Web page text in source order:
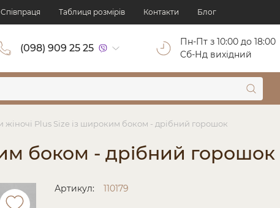
Cпівпраця Таблиця розмірів Контакти Блог
(098) 909 25 25
Пн-Пт з 10:00 до 18:00
Cб-Нд вихідний
жіночі Plus Size із широким боком - дрібний горошок
боком - дрібний горошок
Артикул: 110179